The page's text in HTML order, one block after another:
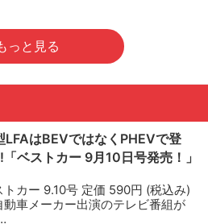
っと見る
LFAはBEVではなくPHEVで登
ベストカー 9月10日号発売！」
トカー 9.10号 定価 590円 (税込み)
車メーカー出演のテレビ番組が